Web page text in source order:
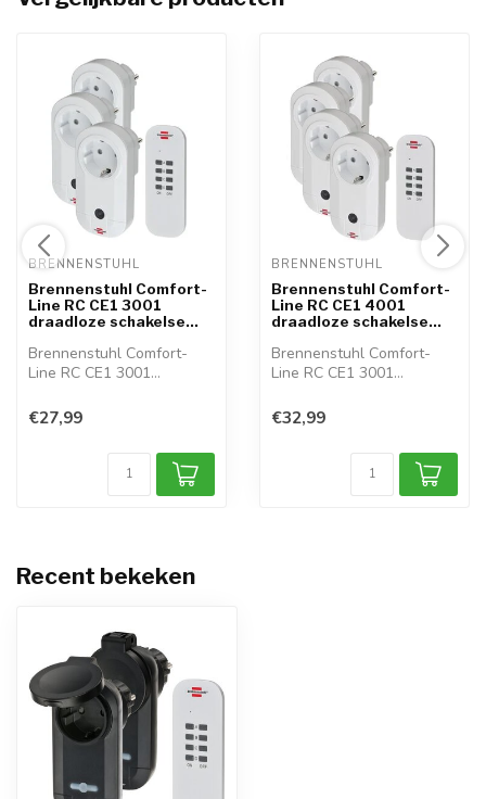
BRENNENSTUHL
Brennenstuhl Comfort-
Line RC CE1 3001
draadloze schakelse...
Brennenstuhl Comfort-
Line RC CE1 3001
€27,99
BRENNENSTUHL
Brennenstuhl Comfort-
Line RC CE1 4001
draadloze schakelse...
Brennenstuhl Comfort-
Line RC CE1 3001
€32,99
Recent bekeken